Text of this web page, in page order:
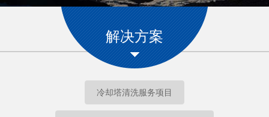
解决方案
冷却塔清洗服务项目